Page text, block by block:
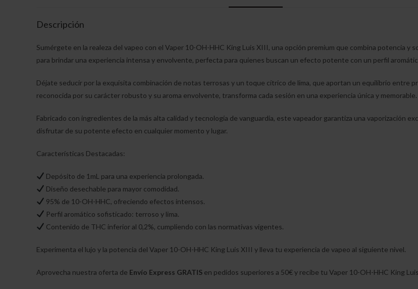
Descripción
Sumérgete en la realeza del vapeo con el Vaper 10-OH-HHC King Luis XIII, una opción premium que combina potencia
para brindar una experiencia intensa y envolvente, perfecta para quienes buscan un efecto potente con un perfil
Déjate seducir por la exquisita combinación de notas terrosas y un toque cítrico de lima, que aportan un equilibrio entre
reconocida por su carácter robusto y su aroma envolvente, transforma cada sesión en una experiencia única y memorable.
Fabricado con ingredientes de la más alta calidad y tecnología de vanguardia, este vapeador garantiza una vaporización
disfrutar de su potente efecto en cualquier momento y lugar.
Características Destacadas:
Depósito de 1mL para una experiencia prolongada.
Diseño desechable para mayor comodidad.
95% de 10-OH-HHC, ofreciendo efectos intensos.
Perfil aromático sofisticado: terroso y lima.
Contenido de THC inferior al 0,2%, cumpliendo con las normativas vigentes.
Experimenta el lujo y la potencia del Vaper 10-OH-HHC King Luis XIII y lleva tu experiencia de vapeo al siguiente nivel.
Aprovecha nuestra oferta de Envío Express GRATIS en pedidos superiores a 50€ y recibe tu Vaper 10-OH-HHC King